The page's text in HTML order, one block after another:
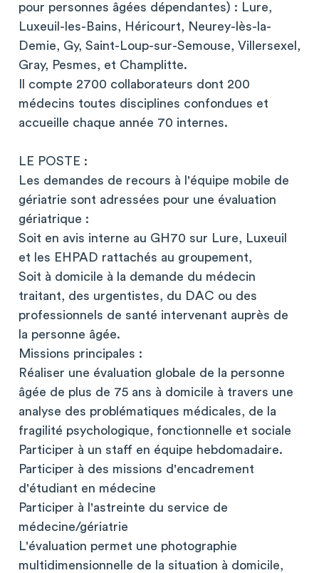
pour personnes âgées dépendantes) : Lure,
Luxeuil-les-Bains, Héricourt, Neurey-lès-la-
Demie, Gy, Saint-Loup-sur-Semouse, Villersexel,
Gray, Pesmes, et Champlitte.
Il compte 2700 collaborateurs dont 200
médecins toutes disciplines confondues et
accueille chaque année 70 internes.
LE POSTE :
Les demandes de recours à l'équipe mobile de
gériatrie sont adressées pour une évaluation
gériatrique :
Soit en avis interne au GH70 sur Lure, Luxeuil
et les EHPAD rattachés au groupement,
Soit à domicile à la demande du médecin
traitant, des urgentistes, du DAC ou des
professionnels de santé intervenant auprès de
la personne âgée.
Missions principales :
Réaliser une évaluation globale de la personne
âgée de plus de 75 ans à domicile à travers une
analyse des problématiques médicales, de la
fragilité psychologique, fonctionnelle et sociale
Participer à un staff en équipe hebdomadaire.
Participer à des missions d'encadrement
d'étudiant en médecine
Participer à l'astreinte du service de
médecine/gériatrie
L'évaluation permet une photographie
multidimensionnelle de la situation à domicile,